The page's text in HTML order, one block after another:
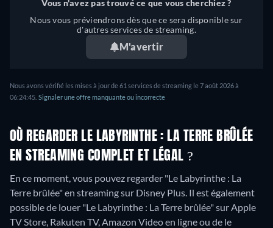
Vous n'avez pas trouvé ce que vous cherchiez ?
Nous vous préviendrons dès que ce sera disponible sur
d'autres services de streaming.
M'avertir
Nous avons vérifié les mises à jour de 61 services de streaming le 7 août 2026 à
06:24:45. Signaler une offre manquante ou incorrecte
OÙ REGARDER LE LABYRINTHE : LA TERRE BRÛLÉE
EN STREAMING COMPLET ET LÉGAL ?
En ce moment, vous pouvez regarder "Le Labyrinthe : La
Terre brûlée" en streaming sur Disney Plus. Il est également
possible de louer "Le Labyrinthe : La Terre brûlée" sur Apple
TV Store, Rakuten TV, Amazon Video en ligne ou de le